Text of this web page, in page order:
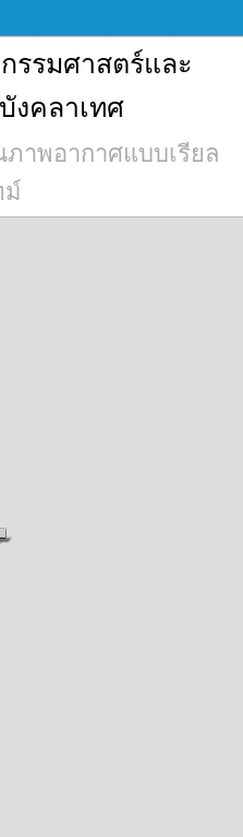
รรมศาสตร์และ
งคลาเทศ
าพอากาศแบบเรียล
ม์